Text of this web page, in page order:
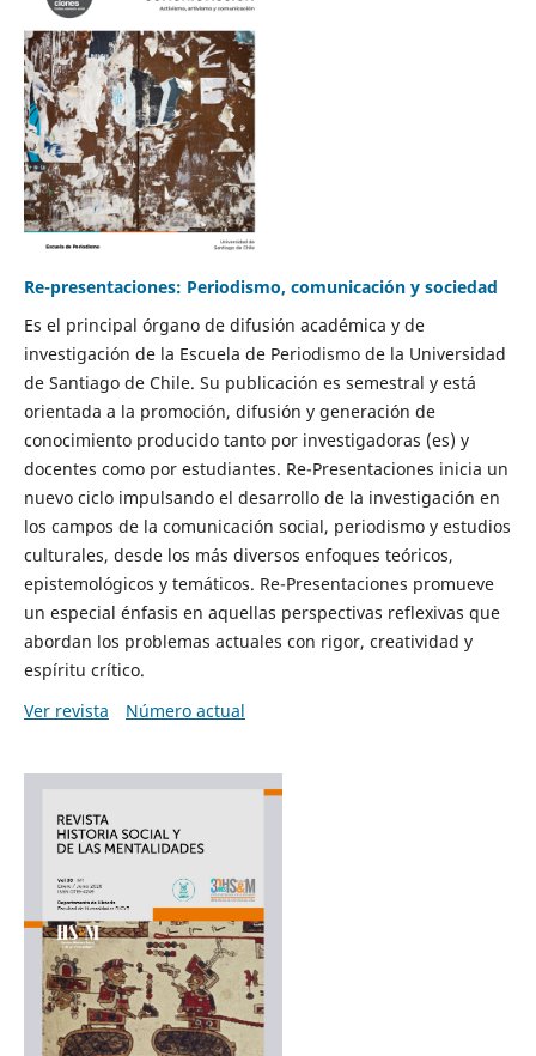
Re-presentaciones: Periodismo, comunicación y sociedad
Es el principal órgano de difusión académica y de
investigación de la Escuela de Periodismo de la Universidad
de Santiago de Chile. Su publicación es semestral y está
orientada a la promoción, difusión y generación de
conocimiento producido tanto por investigadoras (es) y
docentes como por estudiantes. Re-Presentaciones inicia un
nuevo ciclo impulsando el desarrollo de la investigación en
los campos de la comunicación social, periodismo y estudios
culturales, desde los más diversos enfoques teóricos,
epistemológicos y temáticos. Re-Presentaciones promueve
un especial énfasis en aquellas perspectivas reflexivas que
abordan los problemas actuales con rigor, creatividad y
espíritu crítico.
Ver revista
Número actual